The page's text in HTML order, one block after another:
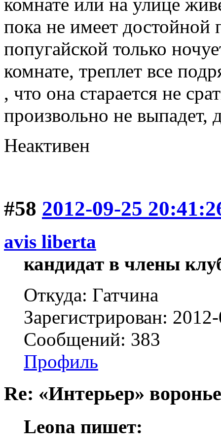
пока не имеет достойной
попугайской только
комнате, треплет все
, что она старается не
произвольно не выпадет,
Неактивен
#58 2012-09-25
avis libertа
кандидат в члены
Откуда: Гатчина
Зарегистрирован:
Сообщений: 383
Профиль
Re: «Интерьер»
Leona пишет: